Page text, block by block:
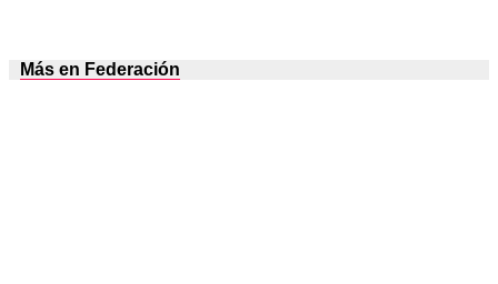
Más en Federación